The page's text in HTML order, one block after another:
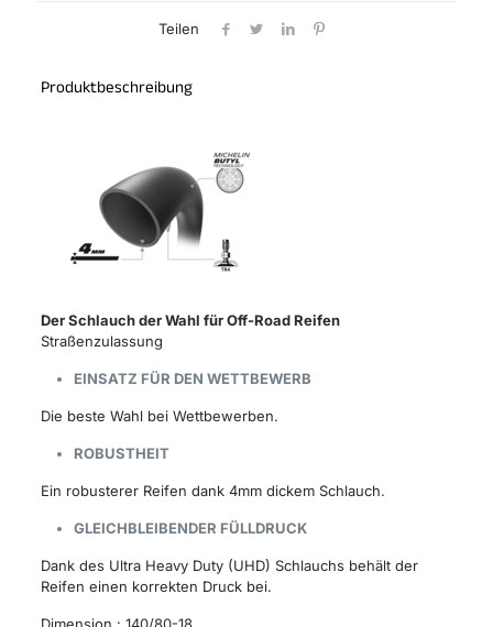
Teilen
Produktbeschreibung
Der Schlauch der Wahl für Off-Road Reifen
Straßenzulassung
EINSATZ FÜR DEN WETTBEWERB
Die beste Wahl bei Wettbewerben.
ROBUSTHEIT
Ein robusterer Reifen dank 4mm dickem Schlauch.
GLEICHBLEIBENDER FÜLLDRUCK
Dank des Ultra Heavy Duty (UHD) Schlauchs behält der
Reifen einen korrekten Druck bei.